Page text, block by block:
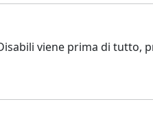
viene prima di